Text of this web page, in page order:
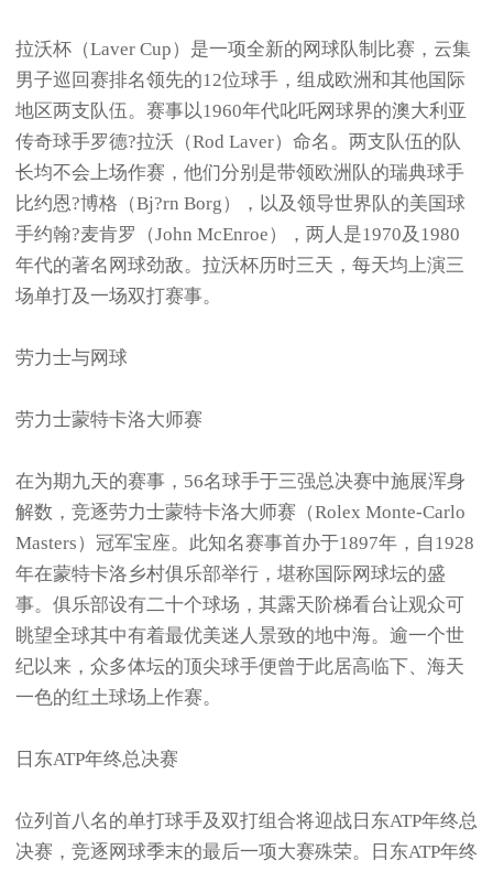
拉沃杯（Laver Cup）是一项全新的网球队制比赛，云集
男子巡回赛排名领先的12位球手，组成欧洲和其他国际
地区两支队伍。赛事以1960年代叱吒网球界的澳大利亚
传奇球手罗德?拉沃（Rod Laver）命名。两支队伍的队
长均不会上场作赛，他们分别是带领欧洲队的瑞典球手
比约恩?博格（Bj?rn Borg），以及领导世界队的美国球
手约翰?麦肯罗（John McEnroe），两人是1970及1980
年代的著名网球劲敌。拉沃杯历时三天，每天均上演三
场单打及一场双打赛事。
劳力士与网球
劳力士蒙特卡洛大师赛
在为期九天的赛事，56名球手于三强总决赛中施展浑身
解数，竞逐劳力士蒙特卡洛大师赛（Rolex Monte-Carlo
Masters）冠军宝座。此知名赛事首办于1897年，自1928
年在蒙特卡洛乡村俱乐部举行，堪称国际网球坛的盛
事。俱乐部设有二十个球场，其露天阶梯看台让观众可
眺望全球其中有着最优美迷人景致的地中海。逾一个世
纪以来，众多体坛的顶尖球手便曾于此居高临下、海天
一色的红土球场上作赛。
日东ATP年终总决赛
位列首八名的单打球手及双打组合将迎战日东ATP年终总
决赛，竞逐网球季末的最后一项大赛殊荣。日东ATP年终